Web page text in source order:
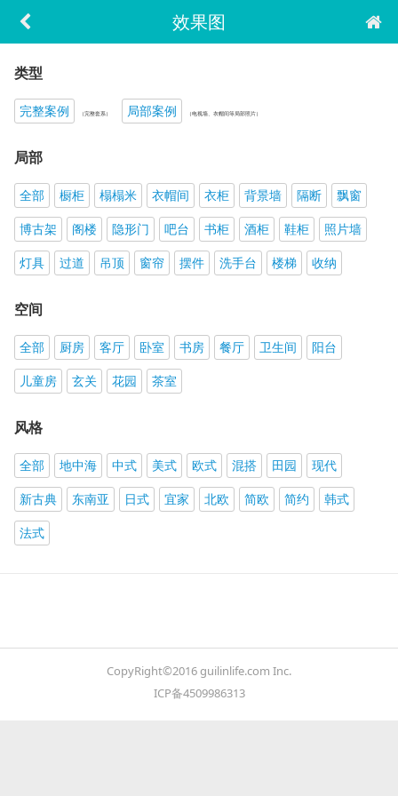
效果图
类型
完整案例 （完整套系） 局部案例 （电视墙、衣帽间等局部照片）
局部
全部 橱柜 榻榻米 衣帽间 衣柜 背景墙 隔断
飘窗
博古架
阁楼 隐形门 吧台 书柜 酒柜 鞋柜
照片墙
灯具
过道 吊顶 窗帘 摆件 洗手台 楼梯 收纳
空间
全部 厨房 客厅 卧室 书房 餐厅 卫生间
阳台
儿童房
玄关 花园 茶室
风格
全部 地中海 中式 美式 欧式 混搭 田园
现代
新古典
东南亚 日式 宜家 北欧 简欧 简约
韩式
法式
CopyRight©2016 guilinlife.com Inc.
ICP备4509986313